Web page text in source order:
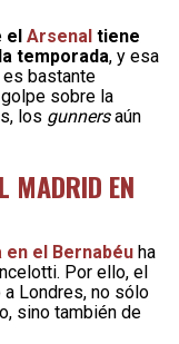
el Arsenal tiene
temporada, y esa
es bastante
sobre la
los gunnersaún
MADRID EN
el Bernabéu ha
Por ello, el
a Londres, no sólo
sino también de